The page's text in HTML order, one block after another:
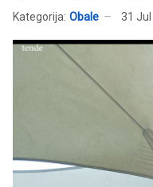
Kategorija: Obale 31